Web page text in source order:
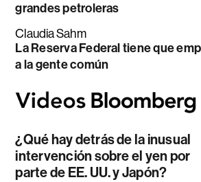
grandes petroleras
Claudia Sahm
La Reserva Federal tiene que
a la gente común
¿Qué hay detrás de la inusual
intervención sobre el yen por
parte de EE. UU. y Japón?